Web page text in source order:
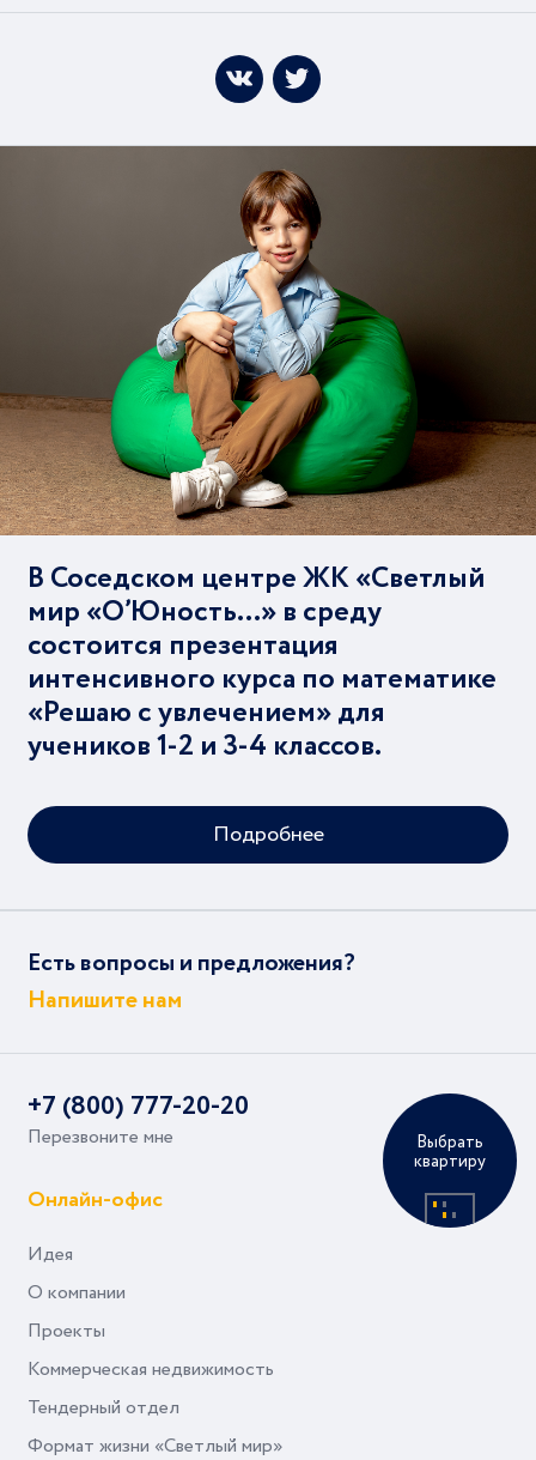
Выбрать
квартиру
В Соседском центре ЖК «Светлый
мир «О’Юность…» в среду
состоится презентация
интенсивного курса по математике
«Решаю с увлечением» для
учеников 1-2 и 3-4 классов.
Подробнее
Есть вопросы и предложения?
Напишите нам
+7 (800) 777-20-20
Перезвоните мне
Онлайн-офис
Идея
О компании
Проекты
Коммерческая недвижимость
Тендерный отдел
Формат жизни «Светлый мир»